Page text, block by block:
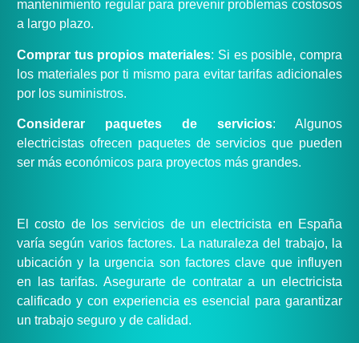
mantenimiento regular para prevenir problemas costosos
a largo plazo.
Comprar tus propios materiales: Si es posible, compra
los materiales por ti mismo para evitar tarifas adicionales
por los suministros.
Considerar paquetes de servicios: Algunos
electricistas ofrecen paquetes de servicios que pueden
ser más económicos para proyectos más grandes.
El costo de los servicios de un electricista en España
varía según varios factores. La naturaleza del trabajo, la
ubicación y la urgencia son factores clave que influyen
en las tarifas. Asegurarte de contratar a un electricista
calificado y con experiencia es esencial para garantizar
un trabajo seguro y de calidad.